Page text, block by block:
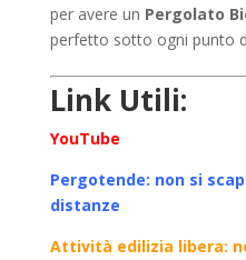
per avere un Pergolato
perfetto sotto ogni punto
Link Utili:
YouTube
Pergotende: non si
distanze
Attività edilizia libera: